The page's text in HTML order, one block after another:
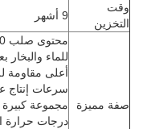
وقت
التخزين
صفة مميزة
للماء والبخار
أعلى مقاومة
سرعات إنتاج
مجموعة كبيرة
درجات حرارة